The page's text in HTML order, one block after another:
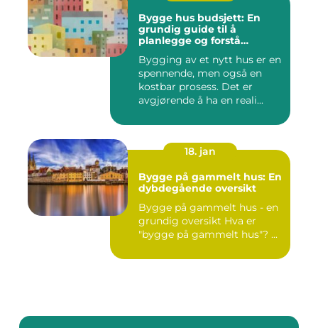
Bygge hus budsjett: En
grundig guide til å
planlegge og forstå
Bygging av et nytt hus er en
spennende, men også en
kostbar prosess. Det er
avgjørende å ha en reali...
18. jan
Bygge på gammelt hus: En
dybdegående oversikt
Bygge på gammelt hus - en
grundig oversikt Hva er
"bygge på gammelt hus"? ...